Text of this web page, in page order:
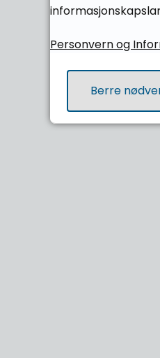
Personvern og
Berre